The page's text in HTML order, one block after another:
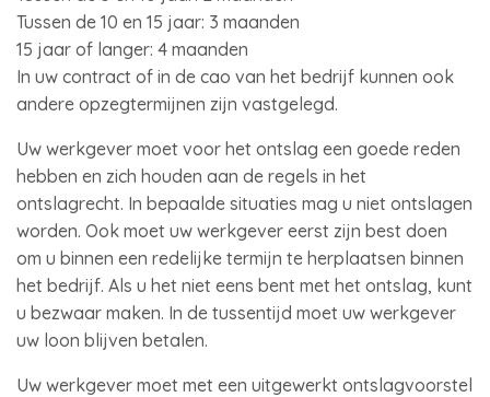
Tussen de 10 en 15 jaar: 3 maanden
15 jaar of langer: 4 maanden
In uw contract of in de cao van het bedrijf kunnen ook
andere opzegtermijnen zijn vastgelegd.
Uw werkgever moet voor het ontslag een goede reden
hebben en zich houden aan de regels in het
ontslagrecht. In bepaalde situaties mag u niet ontslagen
worden. Ook moet uw werkgever eerst zijn best doen
om u binnen een redelijke termijn te herplaatsen binnen
het bedrijf. Als u het niet eens bent met het ontslag, kunt
u bezwaar maken. In de tussentijd moet uw werkgever
uw loon blijven betalen.
Uw werkgever moet met een uitgewerkt ontslagvoorstel